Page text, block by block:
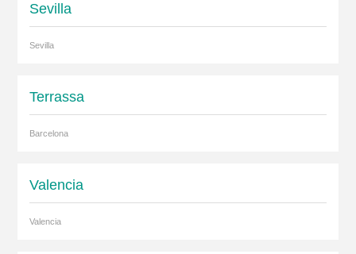
Sevilla
Sevilla
Terrassa
Barcelona
Valencia
Valencia